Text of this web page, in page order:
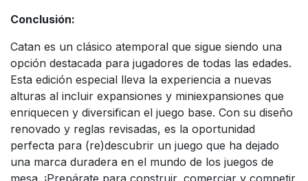
Conclusión:
Catan es un clásico atemporal que sigue siendo una
opción destacada para jugadores de todas las edades.
Esta edición especial lleva la experiencia a nuevas
alturas al incluir expansiones y miniexpansiones que
enriquecen y diversifican el juego base. Con su diseño
renovado y reglas revisadas, es la oportunidad
perfecta para (re)descubrir un juego que ha dejado
una marca duradera en el mundo de los juegos de
mesa. ¡Prepárate para construir, comerciar y competir